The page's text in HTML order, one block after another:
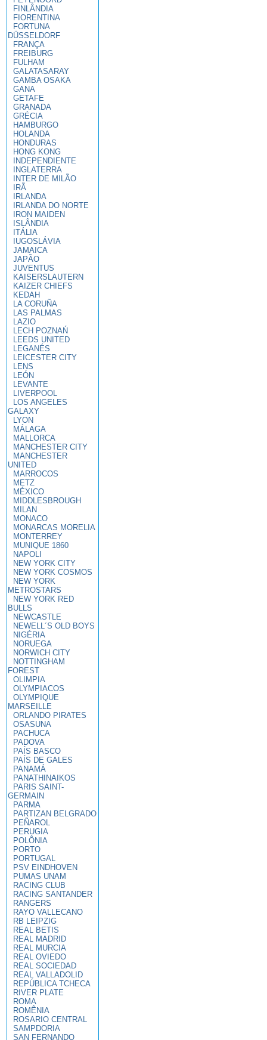
FINLÂNDIA
FIORENTINA
FORTUNA
DÜSSELDORF
FRANÇA
FREIBURG
FULHAM
GALATASARAY
GAMBA OSAKA
GANA
GETAFE
GRANADA
GRÉCIA
HAMBURGO
HOLANDA
HONDURAS
HONG KONG
INDEPENDIENTE
INGLATERRA
INTER DE MILÃO
IRÃ
IRLANDA
IRLANDA DO NORTE
IRON MAIDEN
ISLÂNDIA
ITÁLIA
IUGOSLÁVIA
JAMAICA
JAPÃO
JUVENTUS
KAISERSLAUTERN
KAIZER CHIEFS
KEDAH
LA CORUÑA
LAS PALMAS
LAZIO
LECH POZNAŃ
LEEDS UNITED
LEGANÉS
LEICESTER CITY
LENS
LEÓN
LEVANTE
LIVERPOOL
LOS ANGELES
GALAXY
LYON
MÁLAGA
MALLORCA
MANCHESTER CITY
MANCHESTER
UNITED
MARROCOS
METZ
MÉXICO
MIDDLESBROUGH
MILAN
MONACO
MONARCAS MORELIA
MONTERREY
MUNIQUE 1860
NAPOLI
NEW YORK CITY
NEW YORK COSMOS
NEW YORK
METROSTARS
NEW YORK RED
BULLS
NEWCASTLE
NEWELL´S OLD BOYS
NIGÉRIA
NORUEGA
NORWICH CITY
NOTTINGHAM
FOREST
OLIMPIA
OLYMPIACOS
OLYMPIQUE
MARSEILLE
ORLANDO PIRATES
OSASUNA
PACHUCA
PADOVA
PAÍS BASCO
PAÍS DE GALES
PANAMÁ
PANATHINAIKOS
PARIS SAINT-
GERMAIN
PARMA
PARTIZAN BELGRADO
PEÑAROL
PERUGIA
POLÔNIA
PORTO
PORTUGAL
PSV EINDHOVEN
PUMAS UNAM
RACING CLUB
RACING SANTANDER
RANGERS
RAYO VALLECANO
RB LEIPZIG
REAL BETIS
REAL MADRID
REAL MURCIA
REAL OVIEDO
REAL SOCIEDAD
REAL VALLADOLID
REPÚBLICA TCHECA
RIVER PLATE
ROMA
ROMÊNIA
ROSARIO CENTRAL
SAMPDORIA
SAN FERNANDO